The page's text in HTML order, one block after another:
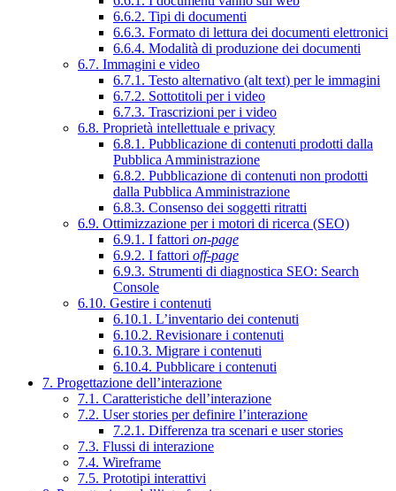
6.6.2. Tipi di documenti
6.6.3. Formato di lettura dei documenti elettronici
6.6.4. Modalità di produzione dei documenti
6.7. Immagini e video
6.7.1. Testo alternativo (alt text) per le immagini
6.7.2. Sottotitoli per i video
6.7.3. Trascrizioni per i video
6.8. Proprietà intellettuale e privacy
6.8.1. Pubblicazione di contenuti prodotti dalla
Pubblica Amministrazione
6.8.2. Pubblicazione di contenuti non prodotti
dalla Pubblica Amministrazione
6.8.3. Consenso dei soggetti ritratti
6.9. Ottimizzazione per i motori di ricerca (SEO)
6.9.1. I fattori on-page
6.9.2. I fattori off-page
6.9.3. Strumenti di diagnostica SEO: Search
Console
6.10. Gestire i contenuti
6.10.1. L’inventario dei contenuti
6.10.2. Revisionare i contenuti
6.10.3. Migrare i contenuti
6.10.4. Pubblicare i contenuti
7. Progettazione dell’interazione
7.1. Caratteristiche dell’interazione
7.2. User stories per definire l’interazione
7.2.1. Differenza tra scenari e user stories
7.3. Flussi di interazione
7.4. Wireframe
7.5. Prototipi interattivi